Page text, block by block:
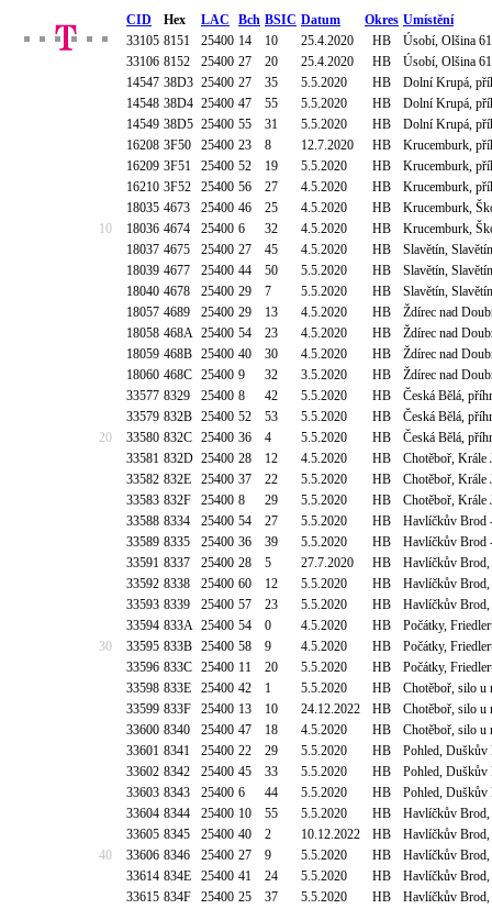
CID Hex LAC Bch BSIC Datum Okres Umístění
33105 8151 25400 14 10 25.4.2020 HB
Úsobí, Olšina
33106 8152 25400 27 20 25.4.2020 HB
Úsobí, Olšina
14547 38D3 25400 27 35 5.5.2020 HB
Dolní Krupá,
14548 38D4 25400 47 55 5.5.2020 HB
Dolní Krupá,
14549 38D5 25400 55 31 5.5.2020 HB
Dolní Krupá,
16208 3F50 25400 23 8 12.7.2020 HB
Krucemburk,
16209 3F51 25400 52 19 5.5.2020 HB
Krucemburk,
16210 3F52 25400 56 27 4.5.2020 HB
Krucemburk,
18035 4673 25400 46 25 4.5.2020 HB
Krucemburk,
10
18036 4674 25400 6 32 4.5.2020 HB
Krucemburk,
18037 4675 25400 27 45 4.5.2020 HB
Slavětín,
18039 4677 25400 44 50 5.5.2020 HB
Slavětín,
18040 4678 25400 29 7 5.5.2020 HB
Slavětín,
18057 4689 25400 29 13 4.5.2020 HB
Ždírec nad
18058 468A 25400 54 23 4.5.2020 HB
Ždírec nad
18059 468B 25400 40 30 4.5.2020 HB
Ždírec nad
18060 468C 25400 9 32 3.5.2020 HB
Ždírec nad
33577 8329 25400 8 42 5.5.2020 HB
Česká Bělá,
33579 832B 25400 52 53 5.5.2020 HB
Česká Bělá,
20
33580 832C 25400 36 4 5.5.2020 HB
Česká Bělá,
33581 832D 25400 28 12 4.5.2020 HB
Chotěboř, Krále
33582 832E 25400 37 22 5.5.2020 HB
Chotěboř, Krále
33583 832F 25400 8 29 5.5.2020 HB
Chotěboř, Krále
33588 8334 25400 54 27 5.5.2020 HB
Havlíčkův Brod
33589 8335 25400 36 39 5.5.2020 HB
Havlíčkův Brod
33591 8337 25400 28 5 27.7.2020 HB
Havlíčkův Brod,
33592 8338 25400 60 12 5.5.2020 HB
Havlíčkův Brod,
33593 8339 25400 57 23 5.5.2020 HB
Havlíčkův Brod,
33594 833A 25400 54 0 4.5.2020 HB
Počátky,
30
33595 833B 25400 58 9 4.5.2020 HB
Počátky,
33596 833C 25400 11 20 5.5.2020 HB
Počátky,
33598 833E 25400 42 1 5.5.2020 HB
Chotěboř, silo u
33599 833F 25400 13 10 24.12.2022 HB
Chotěboř, silo u
33600 8340 25400 47 18 4.5.2020 HB
Chotěboř, silo u
33601 8341 25400 22 29 5.5.2020 HB
Pohled, Duškův
33602 8342 25400 45 33 5.5.2020 HB
Pohled, Duškův
33603 8343 25400 6 44 5.5.2020 HB
Pohled, Duškův
33604 8344 25400 10 55 5.5.2020 HB
Havlíčkův
33605 8345 25400 40 2 10.12.2022 HB
Havlíčkův
40
33606 8346 25400 27 9 5.5.2020 HB
Havlíčkův
33614 834E 25400 41 24 5.5.2020 HB
Havlíčkův Brod,
33615 834F 25400 25 37 5.5.2020 HB
Havlíčkův Brod,